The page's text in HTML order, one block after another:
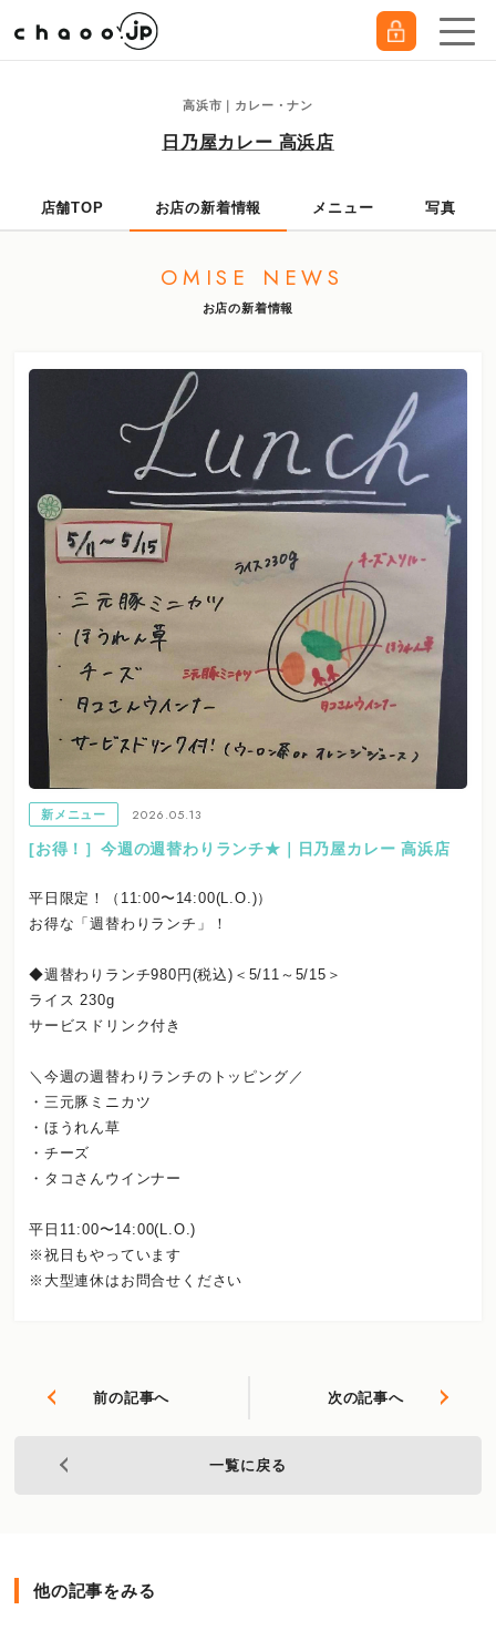
高浜市｜カレー・ナン
日乃屋カレー 高浜店
店舗TOP お店の新着情報 メニュー 写真
OMISE NEWS
お店の新着情報
新メニュー
2026.05.13
[お得！］今週の週替わりランチ★｜日乃屋カレー 高浜店
平日限定！（11:00〜14:00(L.O.)）
お得な「週替わりランチ」！
◆週替わりランチ980円(税込)＜5/11～5/15＞
ライス 230g
サービスドリンク付き
＼今週の週替わりランチのトッピング／
・三元豚ミニカツ
・ほうれん草
・チーズ
・タコさんウインナー
平日11:00〜14:00(L.O.)
※祝日もやっています
※大型連休はお問合せください
前の記事へ 次の記事へ
一覧に戻る
他の記事をみる